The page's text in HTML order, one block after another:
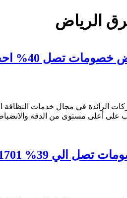
الرياض
0556501701 نصلك في الحال
في مجال خدمات النظافة
أعلى مستوى من الدقة
احجز الان